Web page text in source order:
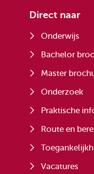
Direct naar
Onderwijs
Bachelor
Master
Onderzoek
Praktische
Route en
Vacatures